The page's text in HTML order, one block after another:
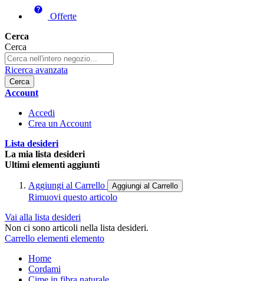
Offerte
Cerca
Cerca
Ricerca avanzata
Cerca
Account
Accedi
Crea un Account
Lista desideri
La mia lista desideri
Ultimi elementi aggiunti
Aggiungi al Carrello Aggiungi al Carrello
Rimuovi questo articolo
Vai alla lista desideri
Non ci sono articoli nella lista desideri.
Carrello elementi elemento
Home
Cordami